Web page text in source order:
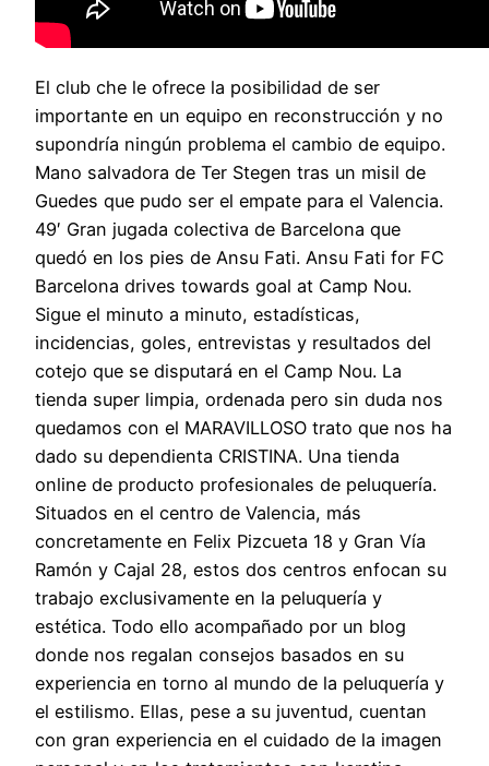
El club che le ofrece la posibilidad de ser
importante en un equipo en reconstrucción y no
supondría ningún problema el cambio de equipo.
Mano salvadora de Ter Stegen tras un misil de
Guedes que pudo ser el empate para el Valencia.
49′ Gran jugada colectiva de Barcelona que
quedó en los pies de Ansu Fati. Ansu Fati for FC
Barcelona drives towards goal at Camp Nou.
Sigue el minuto a minuto, estadísticas,
incidencias, goles, entrevistas y resultados del
cotejo que se disputará en el Camp Nou. La
tienda super limpia, ordenada pero sin duda nos
quedamos con el MARAVILLOSO trato que nos ha
dado su dependienta CRISTINA. Una tienda
online de producto profesionales de peluquería.
Situados en el centro de Valencia, más
concretamente en Felix Pizcueta 18 y Gran Vía
Ramón y Cajal 28, estos dos centros enfocan su
trabajo exclusivamente en la peluquería y
estética. Todo ello acompañado por un blog
donde nos regalan consejos basados en su
experiencia en torno al mundo de la peluquería y
el estilismo. Ellas, pese a su juventud, cuentan
con gran experiencia en el cuidado de la imagen